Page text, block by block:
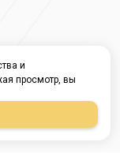
и
просмотр, вы